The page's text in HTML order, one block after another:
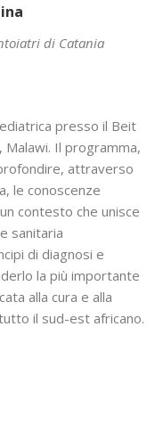
di Catania
presso il Beit
Il programma,
attraverso
le conoscenze
contesto che unisce
sanitaria
di diagnosi e
la più importante
alla cura e alla
il sud-est africano.